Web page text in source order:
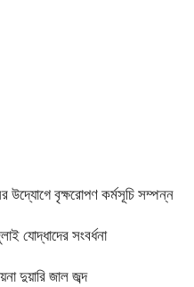
বৃক্ষরোপণ কর্মসূচি সম্পন্ন
যোদ্ধাদের সংবর্ধনা
দুয়ারি জাল জব্দ